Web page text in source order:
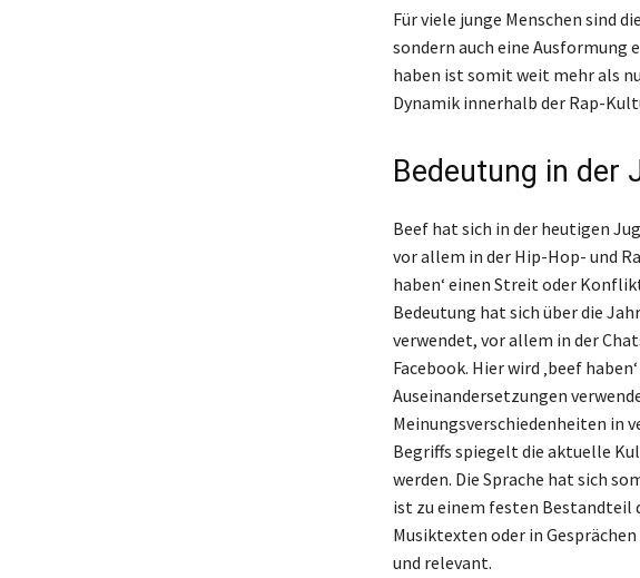
Für viele junge Menschen sind
sondern auch eine Ausformung
haben ist somit weit mehr als
Dynamik innerhalb der Rap-
Bedeutung in der
Beef hat sich in der heutigen
vor allem in der Hip-Hop- und
haben‘ einen Streit oder
Bedeutung hat sich über die
verwendet, vor allem in der
Facebook. Hier wird ‚beef
Auseinandersetzungen
Meinungsverschiedenheiten in
Begriffs spiegelt die aktuelle
werden. Die Sprache hat sich
ist zu einem festen Bestandteil
Musiktexten oder in
und relevant.